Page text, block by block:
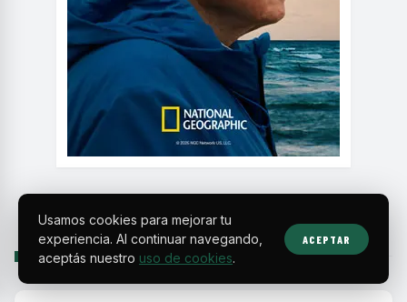
SIGUIENTE
Usamos cookies para mejorar tu
experiencia. Al continuar navegando,
aceptás nuestro uso de cookies.
ACEPTAR